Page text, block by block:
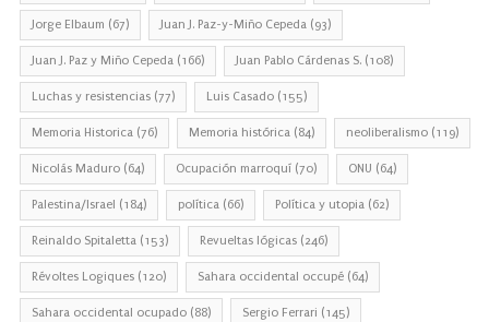
Jorge Elbaum (67) Juan J. Paz-y-Miño Cepeda (93)
Juan J. Paz y Miño Cepeda (166) Juan Pablo Cárdenas S. (108)
Luchas y resistencias (77) Luis Casado (155)
Memoria Historica (76) Memoria histórica (84) neoliberalismo (119)
Nicolás Maduro (64) Ocupación marroquí (70) ONU (64)
Palestina/Israel (184) política (66) Política y utopia (62)
Reinaldo Spitaletta (153) Revueltas lógicas (246)
Révoltes Logiques (120) Sahara occidental occupé (64)
Sahara occidental ocupado (88) Sergio Ferrari (145)